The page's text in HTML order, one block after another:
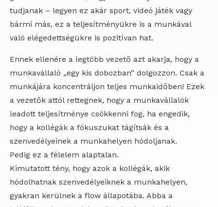
tudjanak – legyen ez akár sport, videó játék vagy
bármi más, ez a teljesítményükre is a munkával
való elégedettségükre is pozitívan hat.
Ennek ellenére a legtöbb vezető azt akarja, hogy a
munkavállaló „egy kis dobozban” dolgozzon. Csak a
munkájára koncentráljon teljes munkaidőben! Ezek
a vezetők attól rettegnek, hogy a munkavállalók
leadott teljesítménye csökkenni fog, ha engedik,
hogy a kollégák a fókuszukat tágítsák és a
szenvedélyeinek a munkahelyen hódoljanak.
Pedig ez a félelem alaptalan.
Kimutatott tény, hogy azok a kollégák, akik
hódolhatnak szenvedélyeiknek a munkahelyen,
gyakran kerülnek a flow állapotába. Abba a